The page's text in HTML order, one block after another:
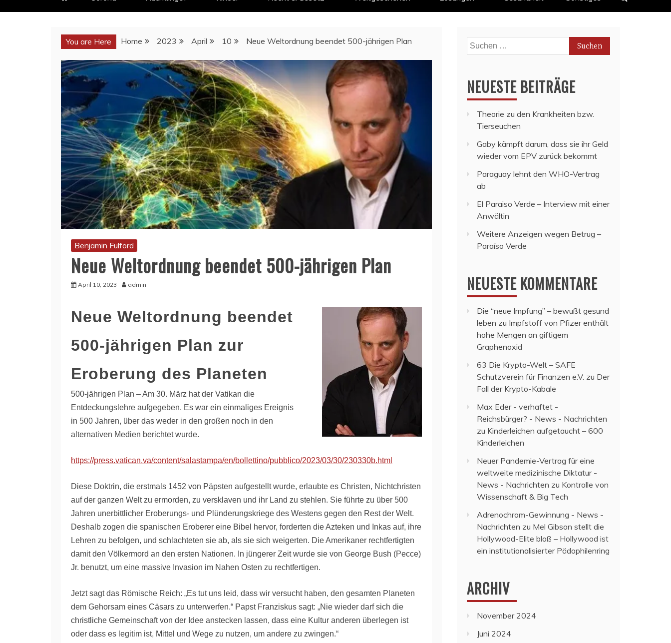
You are Here Home 2023 April 10 Neue Weltordnung beendet 500-jährigen Plan
Benjamin Fulford
Neue Weltordnung beendet 500-jährigen Plan
April 10, 2023 admin
Neue Weltordnung beendet
500-jährigen Plan zur
Eroberung des Planeten
500-jährigen Plan – Am 30. März hat der Vatikan die
Entdeckungslehre aufgegeben. Es war ein einmaliges Ereignis
in 500 Jahren, über das weder in den großen noch in den
alternativen Medien berichtet wurde.
https://press.vatican.va/content/salastampa/en/bollettino/pubblico/2023/03/30/230330b.html
Diese Doktrin, die erstmals 1452 von Päpsten aufgestellt wurde, erlaubte es Christen, Nichtchristen
auf der ganzen Welt zu ermorden, zu versklaven und ihr Land zu stehlen. Sie führte zu über 500
Jahren unerbittlicher Eroberungs- und Plünderungskriege des Westens gegen den Rest der Welt.
Deshalb zogen die spanischen Eroberer eine Bibel hervor, forderten die Azteken und Inkas auf, ihre
Lehren zu befolgen, und schlachteten sie ab, als sie sich weigerten. Die Amerikaner rechtfertigten
damit den Völkermord an den ersten Nationen. In jüngerer Zeit wurde sie von George Bush (Pecce)
Jr. benutzt, um eine massive Invasion im Nahen Osten zu rechtfertigen.
Jetzt sagt das Römische Reich: „Es tut uns leid, dass wir versucht haben, den gesamten Planeten
dem Gehorsam eines Cäsars zu unterwerfen.“ Papst Franziskus sagt: „Nie wieder darf sich die
christliche Gemeinschaft von der Idee anstecken lassen, dass eine Kultur anderen überlegen ist
oder dass es legitim ist, Mittel und Wege zu nutzen, um andere zu zwingen.“
Suchen
nach:
NEUESTE BEITRÄGE
Theorie zu den Krankheiten bzw.
Tierseuchen
Gaby kämpft darum, dass sie ihr Geld
wieder vom EPV zurück bekommt
Paraguay lehnt den WHO-Vertrag
ab
El Paraiso Verde – Interview mit einer
Anwältin
Weitere Anzeigen wegen Betrug –
Paraíso Verde
NEUESTE KOMMENTARE
Die “neue Impfung” – bewußt gesund
leben zu Impfstoff von Pfizer enthält
hohe Mengen an giftigem
Graphenoxid
63 Die Krypto-Welt – SAFE
Schutzverein für Finanzen e.V. zu Der
Fall der Krypto-Kabale
Max Eder - verhaftet -
Reichsbürger? - News - Nachrichten
zu Kinderleichen aufgetaucht – 600
Kinderleichen
Neuer Pandemie-Vertrag für eine
weltweite medizinische Diktatur -
News - Nachrichten zu Kontrolle von
Wissenschaft & Big Tech
Adrenochrom-Gewinnung - News -
Nachrichten zu Mel Gibson stellt die
Hollywood-Elite bloß – Hollywood ist
ein institutionalisierter Pädophilenring
ARCHIV
November 2024
Juni 2024